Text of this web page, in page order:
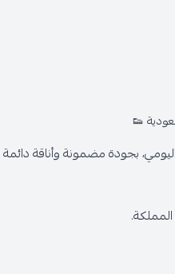
👟
بجودة مضمونة وأناقة دائمة